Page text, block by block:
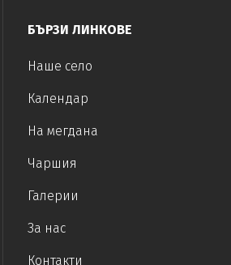
БЪРЗИ ЛИНКОВЕ
Наше село
Календар
На мегдана
Чаршия
Галерии
За нас
Контакти